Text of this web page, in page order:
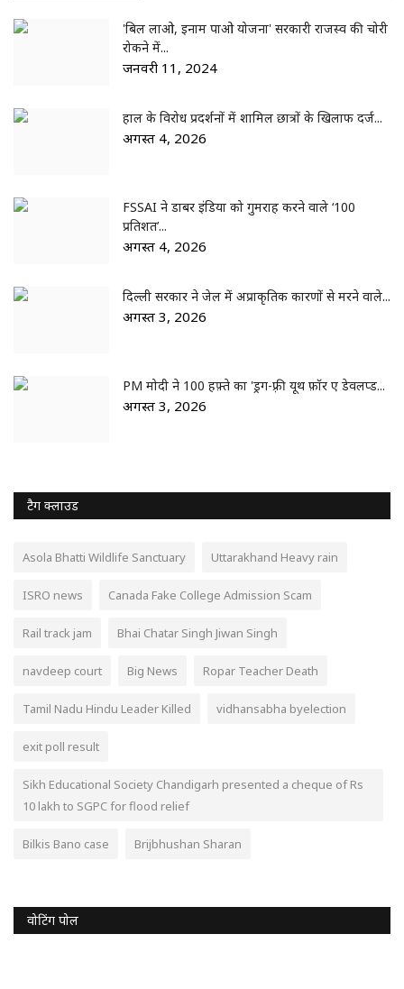
'बिल लाओ, इनाम पाओ योजना' सरकारी राजस्व की चोरी
रोकने में...
जनवरी 11, 2024
हाल के विरोध प्रदर्शनों में शामिल छात्रों के खिलाफ दर्ज...
अगस्त 4, 2026
FSSAI ने डाबर इंडिया को गुमराह करने वाले ‘100
प्रतिशत’...
अगस्त 4, 2026
दिल्ली सरकार ने जेल में अप्राकृतिक कारणों से मरने वाले...
अगस्त 3, 2026
PM मोदी ने 100 हफ़्ते का 'ड्रग-फ़्री यूथ फ़ॉर ए डेवलप्ड...
अगस्त 3, 2026
टैग क्लाउड
Asola Bhatti Wildlife Sanctuary Uttarakhand Heavy rain
ISRO news Canada Fake College Admission Scam
Rail track jam Bhai Chatar Singh Jiwan Singh
navdeep court Big News Ropar Teacher Death
Tamil Nadu Hindu Leader Killed vidhansabha byelection
exit poll result
Sikh Educational Society Chandigarh presented a cheque of Rs
10 lakh to SGPC for flood relief
Bilkis Bano case Brijbhushan Sharan
वोटिंग पोल